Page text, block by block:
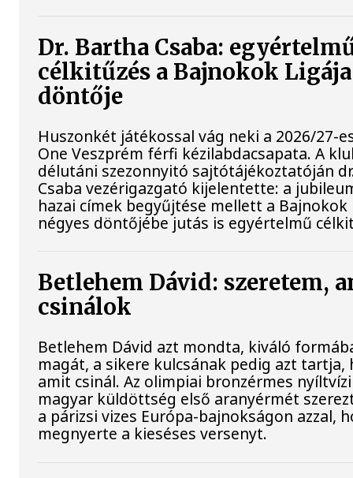
Dr. Bartha Csaba:
célkitűzés a Bajnokok
döntője
Huszonkét játékossal vág neki a 2026/27-
One Veszprém férfi kézilabdacsapata. A
délutáni szezonnyitó sajtótájékoztatóján
Csaba vezérigazgató kijelentette: a
hazai címek begyűjtése mellett a Bajnokok
négyes döntőjébe jutás is egyértelmű
Betlehem Dávid: szeretem,
csinálok
Betlehem Dávid azt mondta, kiváló
magát, a sikere kulcsának pedig azt tartja,
amit csinál. Az olimpiai bronzérmes
magyar küldöttség első aranyérmét
a párizsi vizes Európa-bajnokságon azzal,
megnyerte a kieséses versenyt.